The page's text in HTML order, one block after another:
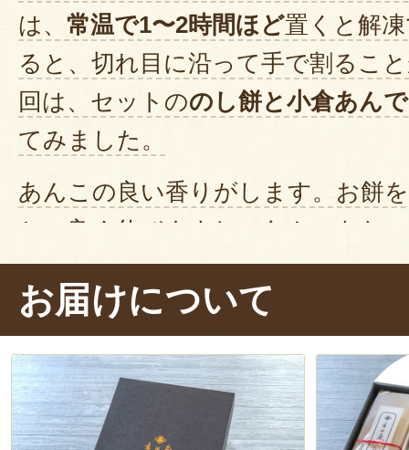
は、 常温で1〜2時間ほど置くと解
ると、切れ目に沿って手で割るこ
回は、セットののし餅と小倉あん
てみました。
あんこの良い香りがします。お餅
と、良く伸びますね。あんこをた
ぱくり……。きめが細かく、なめ
す。コシが強く、噛むほどにもち
じます。あんこの甘さも絶妙で、
ます〜！
お届けについて